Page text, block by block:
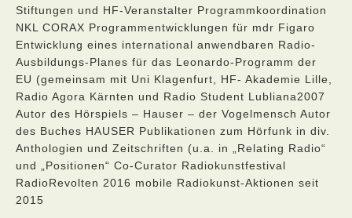
Stiftungen und HF-Veranstalter Programmkoordination
NKL CORAX Programmentwicklungen für mdr Figaro
Entwicklung eines international anwendbaren Radio-
Ausbildungs-Planes für das Leonardo-Programm der
EU (gemeinsam mit Uni Klagenfurt, HF- Akademie Lille,
Radio Agora Kärnten und Radio Student Lubliana2007
Autor des Hörspiels – Hauser – der Vogelmensch Autor
des Buches HAUSER Publikationen zum Hörfunk in div.
Anthologien und Zeitschriften (u.a. in „Relating Radio“
und „Positionen“ Co-Curator Radiokunstfestival
RadioRevolten 2016 mobile Radiokunst-Aktionen seit
2015